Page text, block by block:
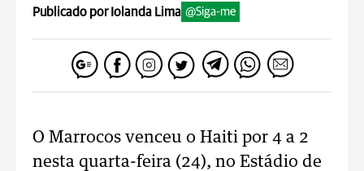
Publicado por Iolanda Lima @Siga-me
O Marrocos venceu o Haiti por 4 a 2
nesta quarta-feira (24), no Estádio de